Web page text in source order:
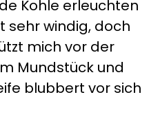
Kohle erleuchten
sehr windig, doch
mich vor der
Mundstück und
blubbert vor sich